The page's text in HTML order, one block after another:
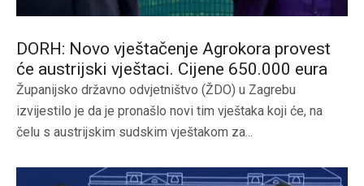
DORH: Novo vještačenje Agrokora provest
će austrijski vještaci. Cijene 650.000 eura
Županijsko državno odvjetništvo (ŽDO) u Zagrebu
izvijestilo je da je pronašlo novi tim vještaka koji će, na
čelu s austrijskim sudskim vještakom za...